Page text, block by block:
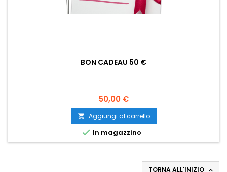
BON CADEAU 50 €
Prezzo
50,00 €
 Aggiungi al carrello
 In magazzino
TORNA ALL'INIZIO 